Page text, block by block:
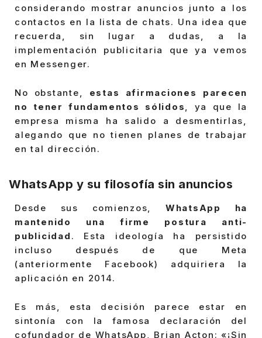
considerando mostrar anuncios junto a los
contactos en la lista de chats. Una idea que
recuerda, sin lugar a dudas, a la
implementación publicitaria que ya vemos
en Messenger.
No obstante, estas afirmaciones parecen
no tener fundamentos sólidos, ya que la
empresa misma ha salido a desmentirlas,
alegando que no tienen planes de trabajar
en tal dirección.
WhatsApp y su filosofía sin anuncios
Desde sus comienzos, WhatsApp ha
mantenido una firme postura anti-
publicidad . Esta ideología ha persistido
incluso después de que Meta
(anteriormente Facebook) adquiriera la
aplicación en 2014.
Es más, esta decisión parece estar en
sintonía con la famosa declaración del
cofundador de WhatsApp, Brian Acton: «¡Sin